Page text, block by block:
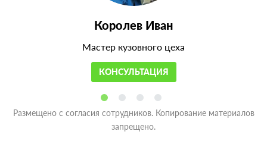
Королев Иван
Мастер кузовного цеха
КОНСУЛЬТАЦИЯ
Размещено с согласия сотрудников. Копирование материалов
запрещено.